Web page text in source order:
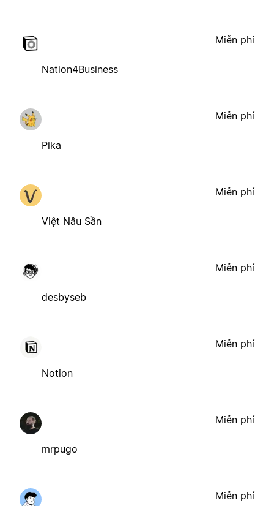
Nation4Business
Miễn phí
Pika
Miễn phí
Việt Nâu Sần
Miễn phí
desbyseb
Miễn phí
Notion
Miễn phí
mrpugo
Miễn phí
Miễn phí